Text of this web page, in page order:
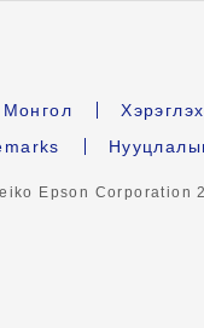
Монгол
Epson Corporation